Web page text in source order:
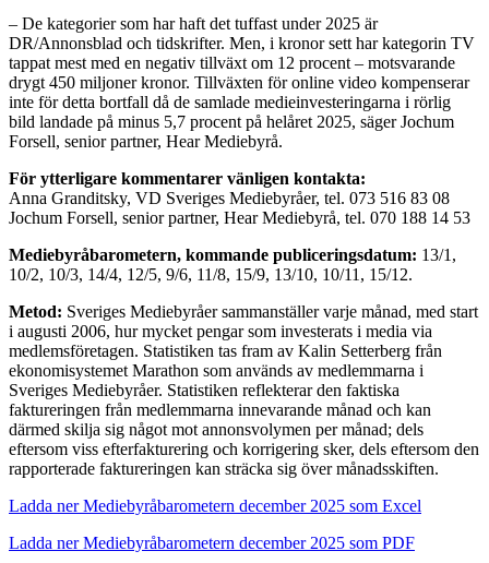
– De kategorier som har haft det tuffast under 2025 är
DR/Annonsblad och tidskrifter. Men, i kronor sett har kategorin TV
tappat mest med en negativ tillväxt om 12 procent – motsvarande
drygt 450 miljoner kronor. Tillväxten för online video kompenserar
inte för detta bortfall då de samlade medieinvesteringarna i rörlig
bild landade på minus 5,7 procent på helåret 2025, säger Jochum
Forsell, senior partner, Hear Mediebyrå.
För ytterligare kommentarer vänligen kontakta:
Anna Granditsky, VD Sveriges Mediebyråer, tel. 073 516 83 08
Jochum Forsell, senior partner, Hear Mediebyrå, tel. 070 188 14 53
Mediebyråbarometern, kommande publiceringsdatum: 13/1,
10/2, 10/3, 14/4, 12/5, 9/6, 11/8, 15/9, 13/10, 10/11, 15/12.
Metod: Sveriges Mediebyråer sammanställer varje månad, med start
i augusti 2006, hur mycket pengar som investerats i media via
medlemsföretagen. Statistiken tas fram av Kalin Setterberg från
ekonomisystemet Marathon som används av medlemmarna i
Sveriges Mediebyråer. Statistiken reflekterar den faktiska
faktureringen från medlemmarna innevarande månad och kan
därmed skilja sig något mot annonsvolymen per månad; dels
eftersom viss efterfakturering och korrigering sker, dels eftersom den
rapporterade faktureringen kan sträcka sig över månadsskiften.
Ladda ner Mediebyråbarometern december 2025 som Excel
Ladda ner Mediebyråbarometern december 2025 som PDF